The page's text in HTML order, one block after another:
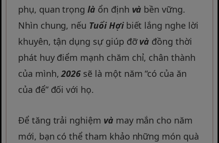
phụ, quan trọnglà ổn định và bền vững.
Nhìn chung, nếu Tuổi Hợibiết lắng nghe lời
khuyên, tận dụng sự giúp đỡvà đồng thời
phát huy điểm mạnh chăm chỉ, chân thành
của mình,2026 sẽ là một năm “có của ăn
của để” đối với họ.
Để tăng trải nghiệm vàmay mắn cho năm
mới, bạn có thể tham khảo những món quà